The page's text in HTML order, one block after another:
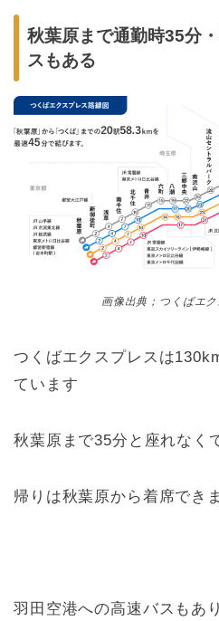
秋葉原まで通勤時35分
スもある
画像出典；つくばエ
つくばエクスプレスは
ています
秋葉原まで35分と座れなく
帰りは秋葉原から着席でき
羽田空港への高速バスもあ